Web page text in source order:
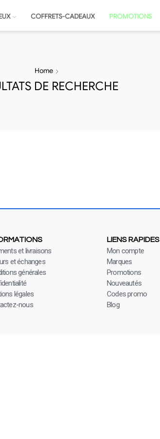
COFFRETS-CADEAUX PROMOTIONS
Home
DE RECHERCHE
et livraisons
et échanges
générales
légales
nous
LIENS RAPIDES
Mon compte
Marques
Promotions
Nouveautés
Codes promo
Blog